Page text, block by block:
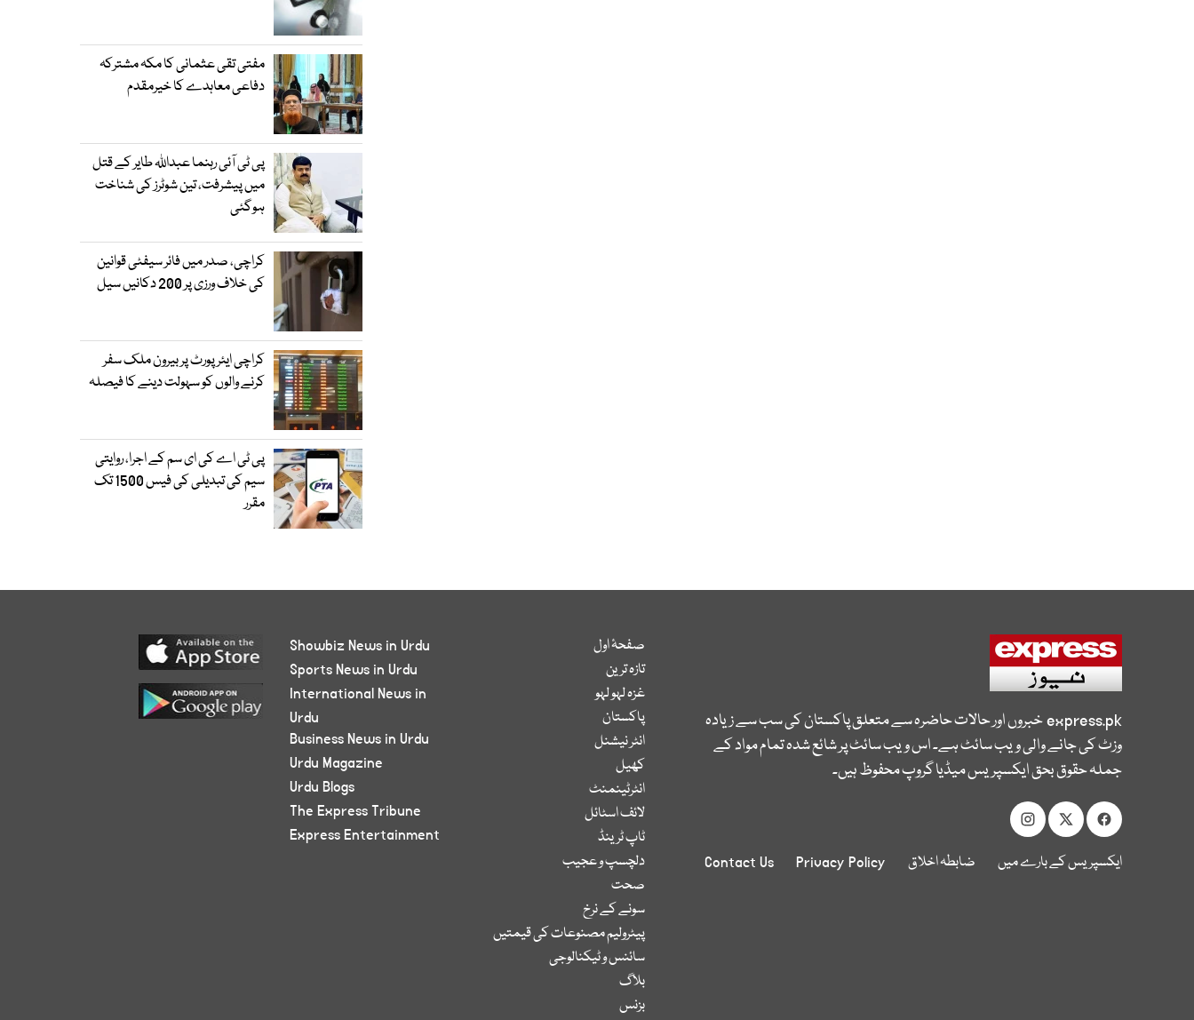
مفتی تقی عثمانی کا مکہ مشترکہ
دفاعی معاہدے کا خیرمقدم
پی ٹی آئی رہنما عبداللہ طایر کے قتل
میں پیشرفت، تین شوٹرز کی شناخت
ہوگئی
کراچی، صدر میں فائر سیفٹی قوانین
کی خلاف ورزی پر 200 دکانیں سیل
کراچی ایئرپورٹ پر بیرون ملک سفر
کرنے والوں کو سہولت دینے کا فیصلہ
پی ٹی اے کی ای سم کے اجرا، روایتی
سیم کی تبدیلی کی فیس 1500 تک
مقرر
express.pkخبروں اور حالات حاضرہ سے متعلق پاکستان کی سب سے زیادہ
وزٹ کی جانے والی ویب سائٹ ہے۔ اس ویب سائٹ پر شائع شدہ تمام مواد کے
جملہ حقوق بحق ایکسپریس میڈیا گروپ محفوظ ہیں۔
ایکسپریس کے بارے میں ضابطہ اخلاق Privacy Policy
Contact Us
صفحۂ اول
تازہ ترین
غزہ لہو لہو
پاکستان
انٹر نیشنل
کھیل
انٹرٹینمنٹ
لائف اسٹائل
ٹاپ ٹرینڈ
دلچسپ و عجیب
صحت
سونے کے نرخ
پیٹرولیم مصنوعات کی قیمتیں
سائنس و ٹیکنالوجی
بلاگ
بزنس
Showbiz News in Urdu
Sports News in Urdu
International News in
Urdu
Business News in Urdu
Urdu Magazine
Urdu Blogs
The Express Tribune
Express Entertainment